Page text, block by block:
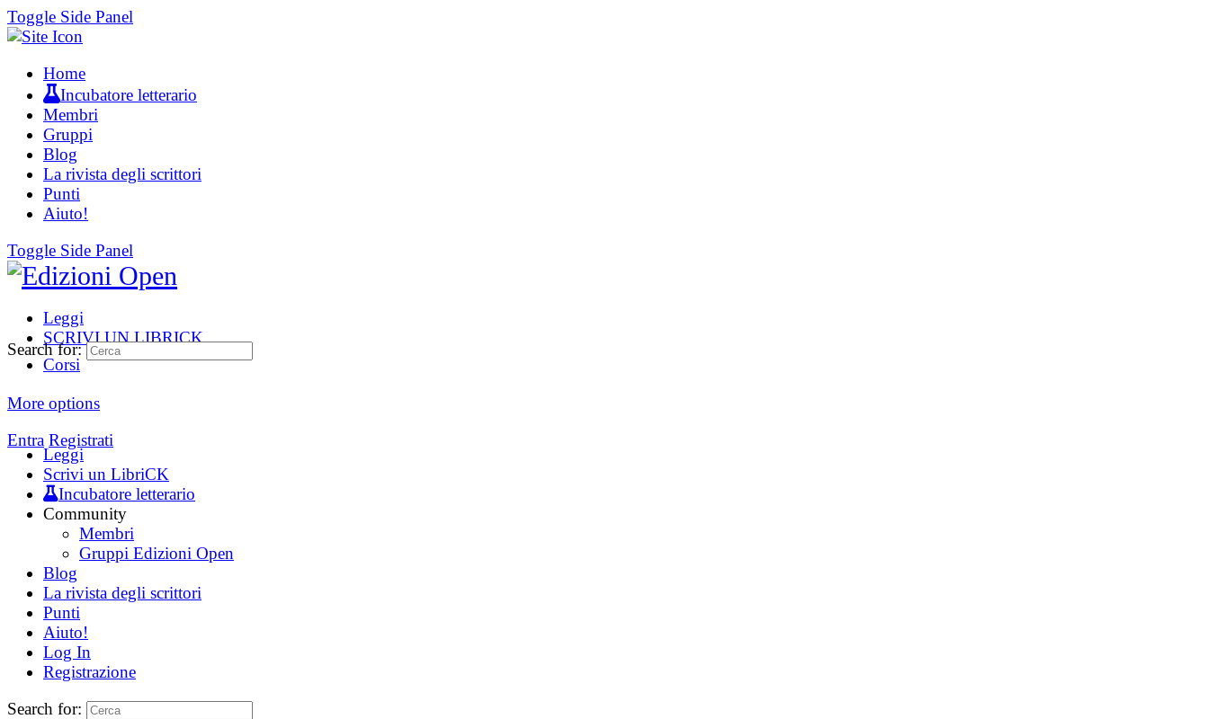
Toggle Side Panel
Home
Incubatore letterario
Membri
Gruppi
Blog
La rivista degli scrittori
Punti
Aiuto!
Toggle Side Panel
Leggi
SCRIVI UN LIBRICK
Corsi
More options
Entra Registrati
Search for:
Leggi
Scrivi un LibriCK
Incubatore letterario
Community
Membri
Gruppi Edizioni Open
Blog
La rivista degli scrittori
Punti
Aiuto!
Log In
Registrazione
Search for: